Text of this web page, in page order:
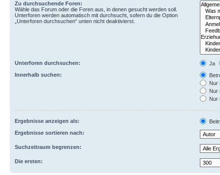
Zu durchsuchende Foren:
Wähle das Forum oder die Foren aus, in denen gesucht werden soll.
Unterforen werden automatisch mit durchsucht, sofern du die Option
„Unterforen durchsuchen“ unten nicht deaktivierst.
Unterforen durchsuchen:
Ja
Innerhalb suchen:
Nur
Nur
Nur
Ergebnisse anzeigen als:
Ergebnisse sortieren nach:
Suchzeitraum begrenzen:
Die ersten: